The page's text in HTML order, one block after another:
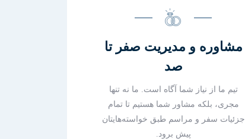
مشاوره و مدیریت صفر تا
صد
تیم ما از نیاز شما آگاه است. ما نه تنها
مجری، بلکه مشاور شما هستیم تا تمام
جزئیات سفر و مراسم طبق خواسته‌هایتان
پیش برود.